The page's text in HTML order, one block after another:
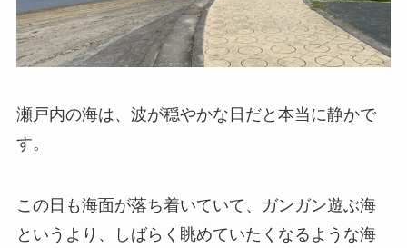
瀬戸内の海は、波が穏やかな日だと本当に静かで
す。
この日も海面が落ち着いていて、ガンガン遊ぶ海
というより、しばらく眺めていたくなるような海